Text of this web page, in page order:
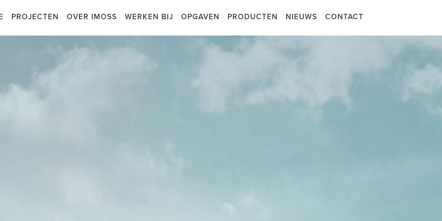
PROJECTEN OVER IMOSS WERKEN BIJ OPGAVEN PRODUCTEN NIEUWS CONTACT